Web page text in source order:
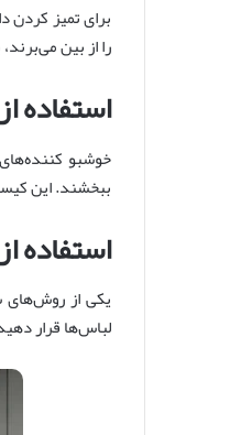
برای تمیز کردن
را از بین
استفاده
خوشبو
ببخشند. این
استفاده
یکی از روش‌های
لباس‌ها قرار